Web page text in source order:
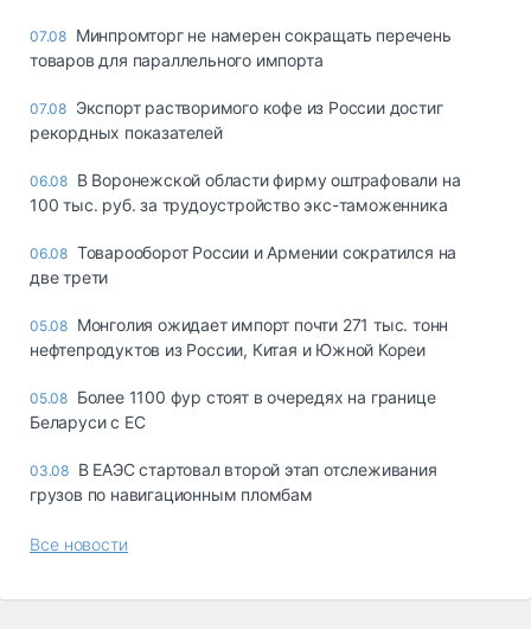
07.08 Минпромторг не намерен сокращать перечень
товаров для параллельного импорта
07.08 Экспорт растворимого кофе из России достиг
рекордных показателей
06.08 В Воронежской области фирму оштрафовали на
100 тыс. руб. за трудоустройство экс-таможенника
06.08 Товарооборот России и Армении сократился на
две трети
05.08 Монголия ожидает импорт почти 271 тыс. тонн
нефтепродуктов из России, Китая и Южной Кореи
05.08 Более 1100 фур стоят в очередях на границе
Беларуси с ЕС
03.08 В ЕАЭС стартовал второй этап отслеживания
грузов по навигационным пломбам
Все новости